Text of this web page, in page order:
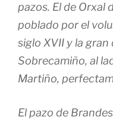
pazos. El de Orxal
poblado por el
siglo XVII y la gran
Sobrecamiño, al
Martiño,
El pazo de